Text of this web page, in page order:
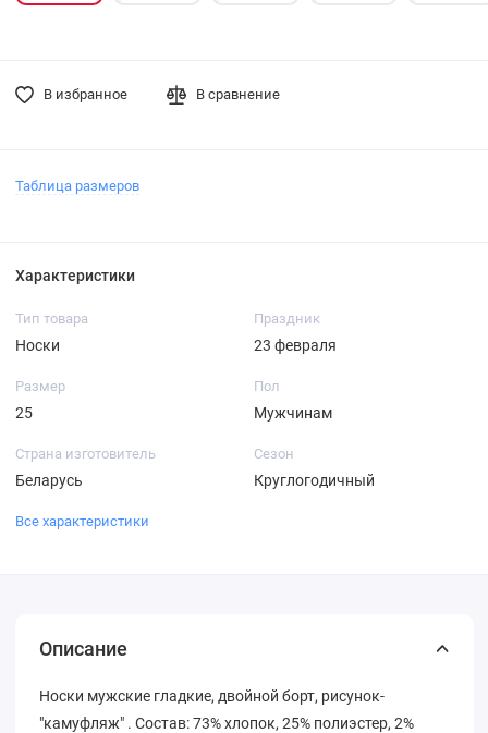
В избранное В сравнение
Таблица размеров
Характеристики
Тип товара
Носки
Праздник
23 февраля
Размер
25
Пол
Мужчинам
Страна изготовитель
Беларусь
Сезон
Круглогодичный
Все характеристики
Описание
Носки мужские гладкие, двойной борт, рисунок-
"камуфляж" . Состав: 73% хлопок, 25% полиэстер, 2%